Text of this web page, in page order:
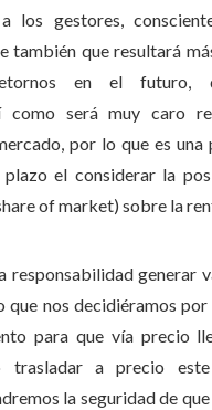
los gestores,
también que resultará
en el futuro,
como será muy caro
por lo que es una
el considerar la
of market) sobre la
responsabilidad generar
que nos decidiéramos por
para que vía precio
trasladar a precio
la seguridad de